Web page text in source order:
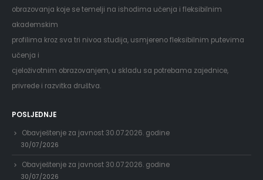
obrazovanja koje se temelji na ishodima učenja i fleksibilnim
akademskim
profilima kroz sva tri nivoa studija, usmjereno fleksibilnim putevima
učenja i
cjeloživotnim obrazovanjem, u skladu sa potrebama zajednice,
privrede i razvitka društva.
POSLJEDNJE
Obavještenje za javnost 30.07.2026. godine
30/07/2026
Obavještenje za javnost 30.07.2026. godine
30/07/2026